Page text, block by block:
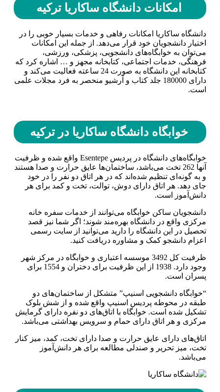
امکانات دانشگاه ساکاریا ترکیه
دانشگاه ساکاریا امکانات رفاهی و خدمات بسیار خوبی را در
اختیار دانشجویان خود قرار می‌دهد. از جمله این امکانات
می‌توان به خوابگاه‌های دانشجویی، پزشکی، ورزشی،
فرهنگی، خدمات اجتماعی، کتابخانه مجهز و … اشاره کرد که
کتابخانه این دانشگاه به صورت 24 ساعته فعالیت می‌کند و
دارای 180000 جلد کتاب و آرشیو منحصر به فرد مجلات علمی
است.
خوابگاه دانشگاه ساکاریا در ترکیه
خوابگاه‌های دانشگاه در پردیس Esentepe واقع شده و ظرفیت
آنها 262 تخت می‌باشد، ساختمان‌ها عایق حرارت و صدا هستند
و به گونه‌ای تنظیم شده‌اند که در هر اتاق دو نفر را در خود
جای دهد. هر اتاق دارای دوش، توالت، تخت و کمد برای هر
دانش‌آموز است.
دانشجویان ساکن خوابگاه می‌توانند از خدمات سفره خانه
مرکزی واقع در دانشگاه بهره‌مند شوند؛ اگر شما نیز قصد
تحصیل در این دانشگاه را دارید می‌توانید از سایت رسمی
اعزام دانشجو کمک و مشاوره دریافت کنید.
ظرفیت کل 3492 موسسه اعتباری و خوابگاه در مرکز شهر
وجود دارد. 1938 از این ظرفیت برای دختران و 1554 برای
پسران است.
“خوابگاه دانشجویی اسنیپ” متشکل از ساختمان‌های دو
طبقه در محوطه پردیس اسنیپ واقع شده و از شش بلوک
تشکیل شده است. خوابگاه با اتاق‌های دو نفره دارای گرمایش
مرکزی و هر اتاق دارای حمام و سرویس بهداشتی می‌باشد.
اتاق‌های دارای عایق حرارت و صدا دارای تخت، کمد، میز کنار
تخت، میز تحریر و صندلی مطالعه برای هر دانش‌آموز
می‌باشد.